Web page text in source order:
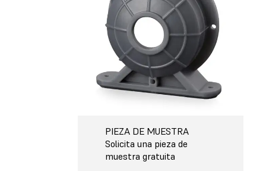
PIEZA DE MUESTRA
Solicita una pieza de
muestra gratuita